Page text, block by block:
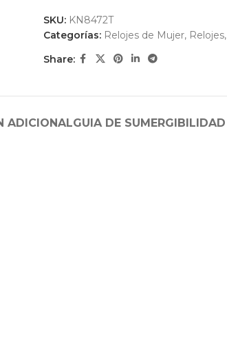
SKU: KN8472T
Categorías: Relojes de Mujer, Relojes,
Share:
ADICIONALGUIA DE SUMERGIBILIDAD